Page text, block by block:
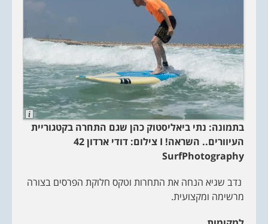
L
o
r
i
בתמונה: נתי ביאליסטוק כהן שגם התחרה בקטגוריית
העיוורים.. השראה! I צילום: דודי ארדון42
SurfPhotography
נדב שגיא הנחה את התחרות וטקס חלוקת הפרסים בצורה
מרשימה ומקצועית.